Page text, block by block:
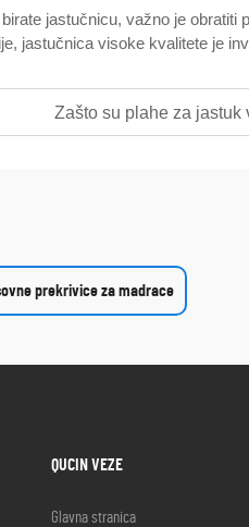
jastučnicu, važno je obratiti
jastučnica visoke kvalitete je
Zašto su plahe za jastuk
prekrivice za madrace
QUCIN VEZE
Glavna stranica